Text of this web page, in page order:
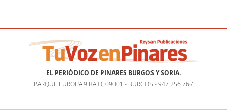
EL PERIÓDICO DE PINARES BURGOS Y SORIA.
PARQUE EUROPA 9 BAJO, 09001 - BURGOS - 947 256 767